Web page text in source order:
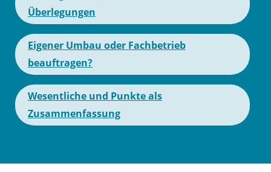
Überlegungen
Eigener Umbau oder Fachbetrieb
beauftragen?
Wesentliche und Punkte als
Zusammenfassung